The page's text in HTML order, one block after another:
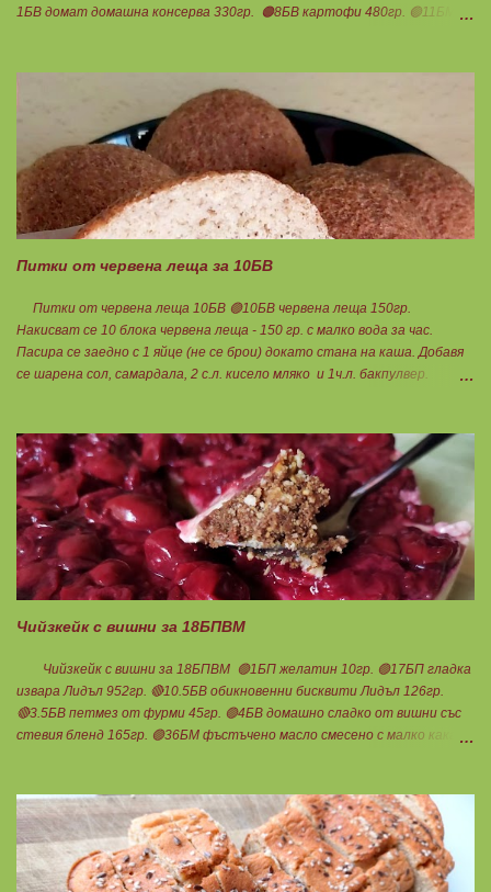
1БВ домат домашна консерва 330гр. 🟠8БВ картофи 480гр. 🟢11БМ
лука и картофите. Всичко останало с3 нарязва и добавя към сместа.
Пече се до готовност. Заливката е от яйца,кашкавал и 150гр. кисело
мляко. Цялото количество можете да разпределите на порции и да
хапвате както предпочитате. Нека да ни е вкусно заедно! Люси
Питки от червена леща за 10БВ
Питки от червена леща 10БВ 🟢10БВ червена леща 150гр.
Накисват се 10 блока червена леща - 150 гр. с малко вода за час.
Пасира се заедно с 1 яйце (не се брои) докато стана на каша. Добавя
се шарена сол, самардала, 2 с.л. кисело мляко и 1ч.л. бакпулвер.
влажни ръце се оформят 10 еднакви топчета. Пече се в добре
загрята фурна на 200 градуса за 35-40 мин. Всяка питка е 1 блок
въглехидрат. Нека да ни е вкусно заедно! Споделено от Петя Чанева
Чийзкейк с вишни за 18БПВМ
Чийзкейк с вишни за 18БПВМ 🟢1БП желатин 10гр. 🟢17БП гладка
извара Лидъл 952гр. 🔴10.5БВ обикновенни бисквити Лидъл 126гр.
🔴3.5БВ петмез от фурми 45гр. 🟢4БВ домашно сладко от вишни със
стевия бленд 165гр. 🟢36БМ фъстъчено масло смесено с малко какао (
Бисквитките не го предполагат много, но мигвам...Начуках ги по-
едро и смесих с фъстъченото масло. Получи се доволно количество.
Загладих с чашка във формата. Изварата смесих с петмез от фурми и
супена лъжица стевия бленд. Добавих ванилия и разтопения
предварително на водна баня желатин. Веднага изсипах крема върху